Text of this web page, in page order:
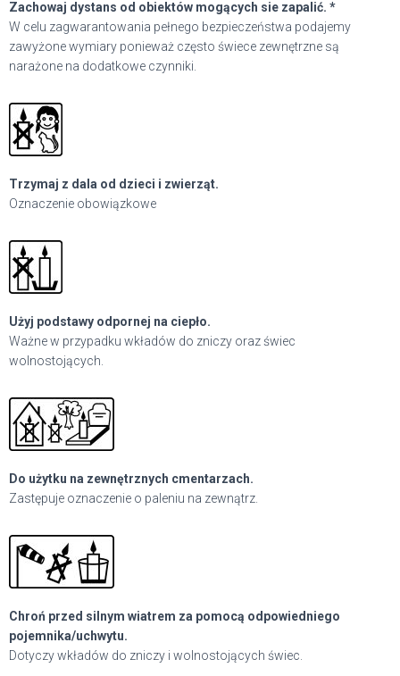
Zachowaj dystans od obiektów mogących sie zapalić. *
W celu zagwarantowania pełnego bezpieczeństwa podajemy
zawyżone wymiary ponieważ często świece zewnętrzne są
narażone na dodatkowe czynniki.
Trzymaj z dala od dzieci i zwierząt.
Oznaczenie obowiązkowe
Użyj podstawy odpornej na ciepło.
Ważne w przypadku wkładów do zniczy oraz świec
wolnostojących.
Do użytku na zewnętrznych cmentarzach.
Zastępuje oznaczenie o paleniu na zewnątrz.
Chroń przed silnym wiatrem za pomocą odpowiedniego
pojemnika/uchwytu.
Dotyczy wkładów do zniczy i wolnostojących świec.